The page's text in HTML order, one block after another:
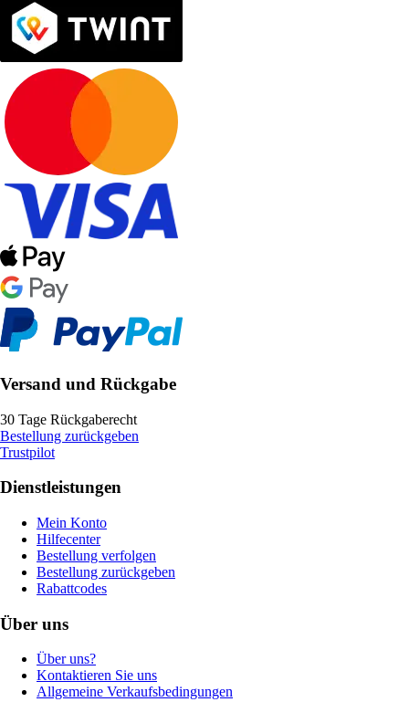
Versand und Rückgabe
30 Tage Rückgaberecht
Bestellung zurückgeben
Trustpilot
Dienstleistungen
Mein Konto
Hilfecenter
Bestellung verfolgen
Bestellung zurückgeben
Rabattcodes
Über uns
Über uns?
Kontaktieren Sie uns
Allgemeine Verkaufsbedingungen